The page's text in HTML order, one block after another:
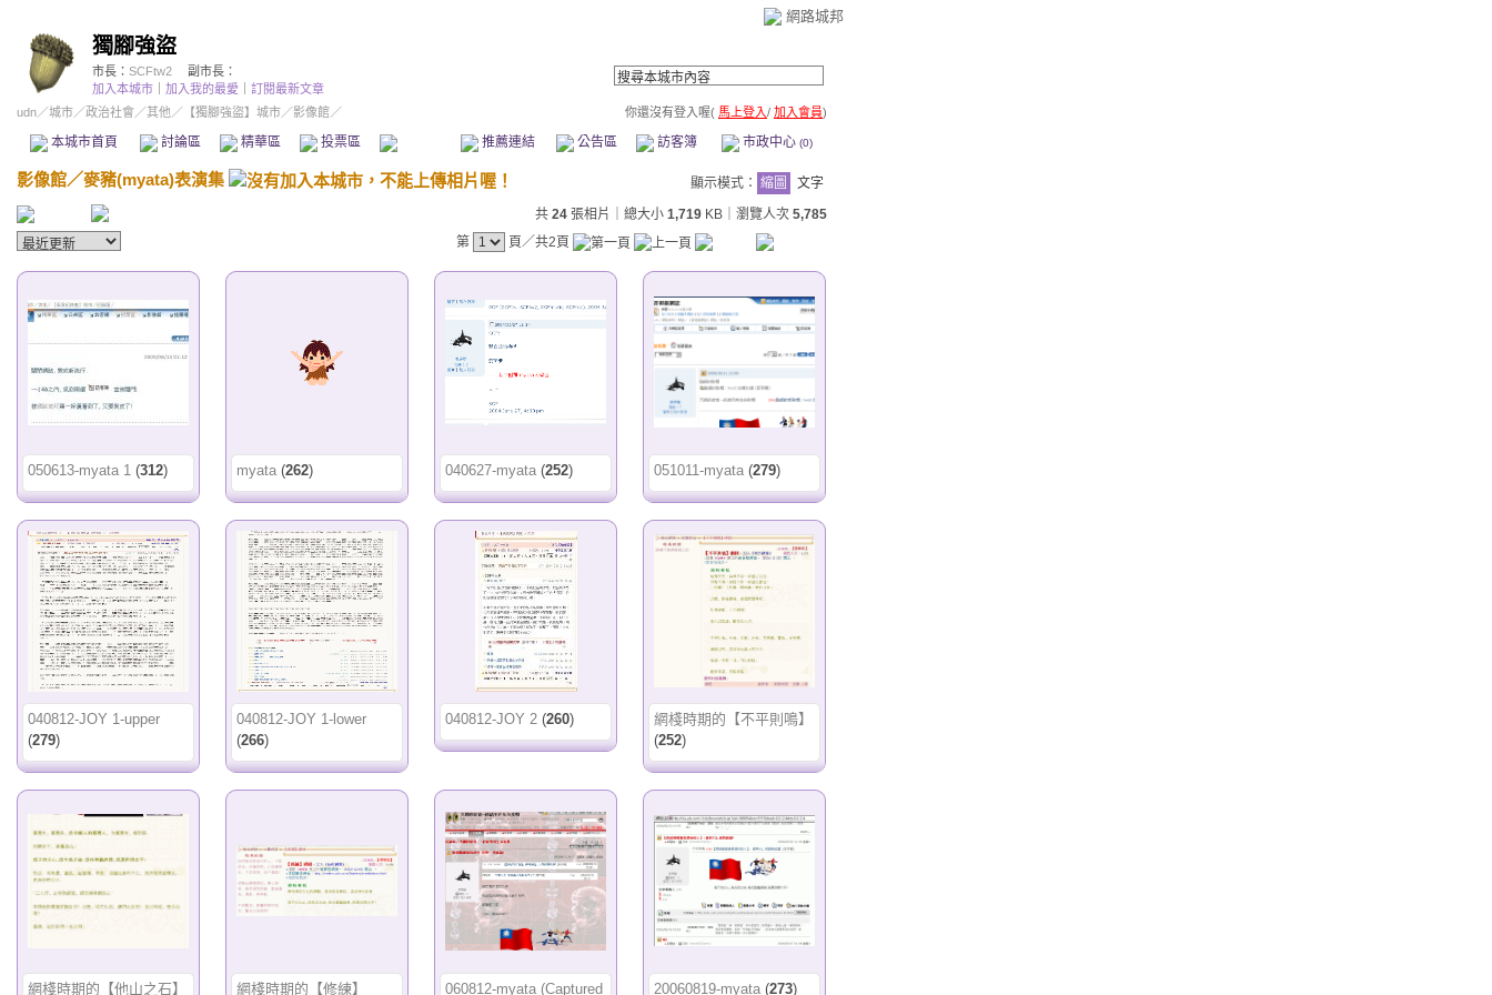
網路城邦
獨腳強盜
市長： SCFtw2
副市長：
加入本城市
加入我的最愛
訂閱最新文章
udn／城市／政治社會 ／其他 ／ 【獨腳強盜】城市／影像館／ 你還沒有登入喔( 馬上登入/ 加入會員)
本城市首頁 討論區 精華區 投票區 影像館 推薦連結 公告區 訪客簿 市政中心 (0)
影像館／麥豬(myata)表演集 顯示模式： 縮圖
文字
共 24 張相片｜總大小 1,719 KB ｜瀏覽人次 5,785
第
頁／共2頁
050613-myata 1 (312) myata (262) 040627-myata (252) 051011-myata (279)
040812-JOY 1-upper
(279)
040812-JOY 1-lower
(266)
040812-JOY 2 (260)
網棧時期的【不平則鳴】
(252)
網棧時期的【他山之石】 網棧時期的【修練】 060812-myata (Captured 20060819-myata (273)